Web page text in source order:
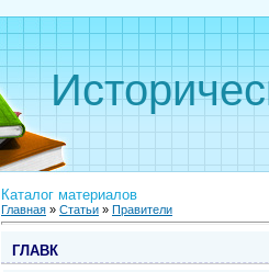
Каталог материалов
Главная » Статьи » Правители
ГЛАВК